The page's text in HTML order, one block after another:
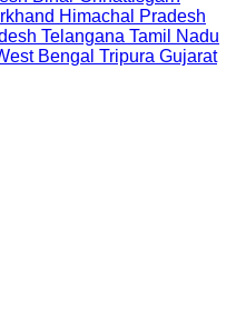
Himachal Pradesh
Telangana Tamil Nadu
Bengal Tripura Gujarat